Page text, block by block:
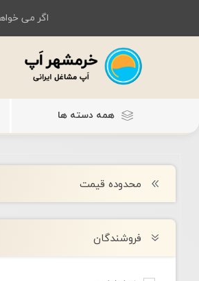
اگر می
همه دسته ها
محدوده قیمت
فروشندگان